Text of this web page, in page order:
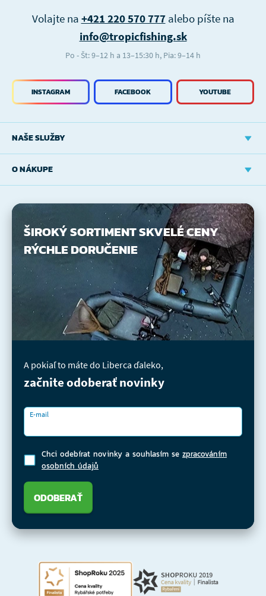
NAŠE SLUŽBY
O NÁKUPE
INSTAGRAM FACEBOOK YOUTUBE
Volajte na +421 220 570 777alebo píšte na
info@tropicfishing.sk
Po - Št: 9–12 h a 13–15:30 h, Pia: 9–14 h
ŠIROKÝ SORTIMENTSKVELÉ CENY
RÝCHLE DORUČENIE
A pokiaľ to máte do Liberca ďaleko,
začnite odoberať novinky
E-mail
Chci odebírat novinky a souhlasím se zpracováním
osobních údajů
ODOBERAŤ